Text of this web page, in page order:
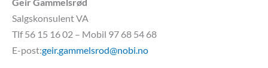
Salgskonsulent VA
Tlf 56 15 16 02 – Mobil 97 68 54 68
E-post:geir.gammelsrod@nobi.no